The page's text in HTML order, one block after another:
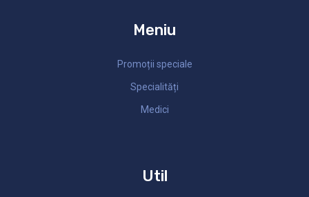
Meniu
Promoții speciale
Specialități
Medici
Util